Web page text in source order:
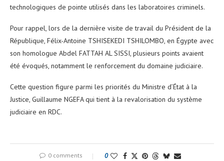
technologiques de pointe utilisés dans les laboratoires criminels.
Pour rappel, lors de la dernière visite de travail du Président de la
République, Félix-Antoine TSHISEKEDI TSHILOMBO, en Égypte avec
son homologue Abdel FATTAH AL SISSI, plusieurs points avaient
été évoqués, notamment le renforcement du domaine judiciaire.
Cette question figure parmi les priorités du Ministre d’État à la
Justice, Guillaume NGEFA qui tient à la revalorisation du système
judiciaire en RDC.
0 comments 0